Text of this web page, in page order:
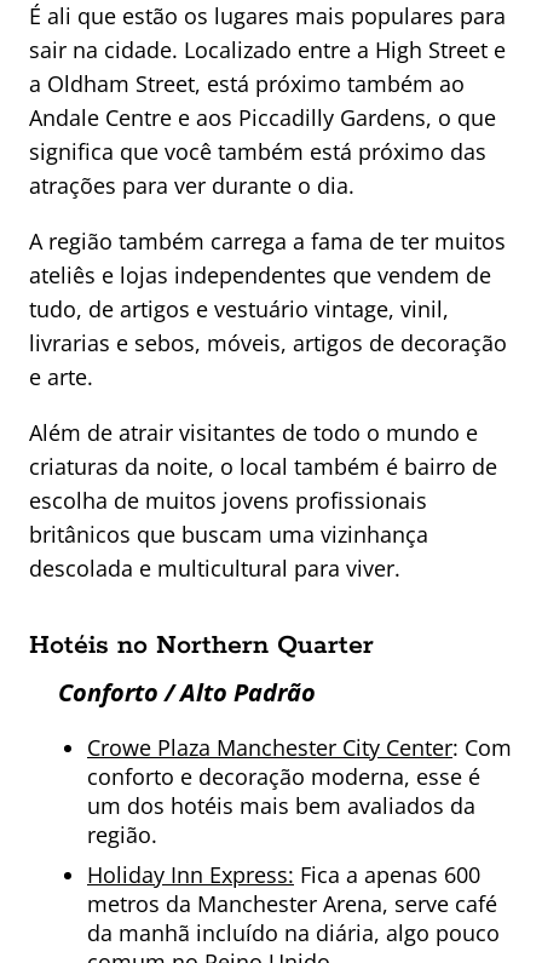
É ali que estão os lugares mais populares para
sair na cidade. Localizado entre a High Street e
a Oldham Street, está próximo também ao
Andale Centre e aos Piccadilly Gardens, o que
significa que você também está próximo das
atrações para ver durante o dia.
A região também carrega a fama de ter muitos
ateliês e lojas independentes que vendem de
tudo, de artigos e vestuário vintage, vinil,
livrarias e sebos, móveis, artigos de decoração
e arte.
Além de atrair visitantes de todo o mundo e
criaturas da noite, o local também é bairro de
escolha de muitos jovens profissionais
britânicos que buscam uma vizinhança
descolada e multicultural para viver.
Hotéis no Northern Quarter
Conforto / Alto Padrão
Crowe Plaza Manchester City Center: Com
conforto e decoração moderna, esse é
um dos hotéis mais bem avaliados da
região.
Holiday Inn Express: Fica a apenas 600
metros da Manchester Arena, serve café
da manhã incluído na diária, algo pouco